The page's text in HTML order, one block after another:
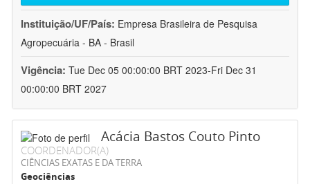
Instituição/UF/País: Empresa Brasileira de Pesquisa
Agropecuária - BA - Brasil
Vigência: Tue Dec 05 00:00:00 BRT 2023-Fri Dec 31
00:00:00 BRT 2027
Acácia Bastos Couto Pinto
COORDENADOR(A)
CIÊNCIAS EXATAS E DA TERRA
Geociências